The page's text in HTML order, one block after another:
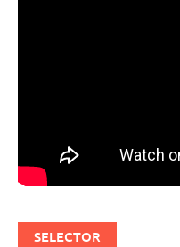
SELECTOR